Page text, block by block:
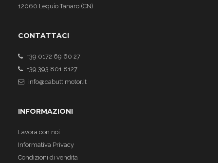
12060 Lequio Tanaro (CN)
CONTATTACI
+39 0172 69 60 27
+39 393 801 8127
info@cabuttimotor.it
INFORMAZIONI
Lavora con noi
Informativa Privacy
Condizioni di vendita